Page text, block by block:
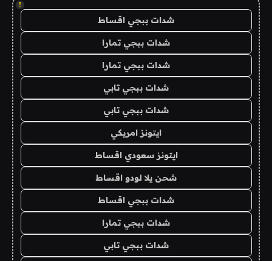
!
شدات ببجي اقساط
شدات ببجي تمارا
شدات ببجي تمارا
شدات ببجي تابي
شدات ببجي تابي
ايتونز امريكي
ايتونز سعودي اقساط
شحن يلا لودو اقساط
شدات ببجي اقساط
شدات ببجي تمارا
شدات ببجي تابي